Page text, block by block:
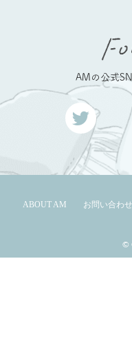
AMの公式
ABOUT AM お問い合わせ
©